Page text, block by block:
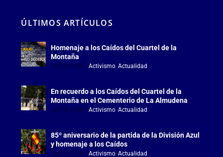
ÚLTIMOS ARTÍCULOS
Homenaje a los Caídos del Cuartel de la
Montaña
Jul 18, 2026 |Activismo,Actualidad
En recuerdo a los Caídos del Cuartel de la
Montaña en el Cementerio de La Almudena
Jul 18, 2026 |Activismo,Actualidad
85º aniversario de la partida de la División Azul
y homenaje a los Caídos
Jul 15, 2026 |Activismo,Actualidad